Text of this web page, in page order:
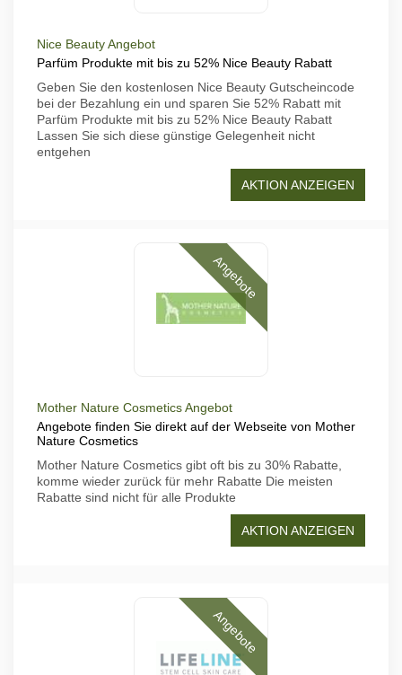
Nice Beauty Angebot
Parfüm Produkte mit bis zu 52% Nice Beauty Rabatt
Geben Sie den kostenlosen Nice Beauty Gutscheincode
bei der Bezahlung ein und sparen Sie 52% Rabatt mit
Parfüm Produkte mit bis zu 52% Nice Beauty Rabatt
Lassen Sie sich diese günstige Gelegenheit nicht
entgehen
AKTION ANZEIGEN
Angebote
Mother Nature Cosmetics Angebot
Angebote finden Sie direkt auf der Webseite von Mother
Nature Cosmetics
Mother Nature Cosmetics gibt oft bis zu 30% Rabatte,
komme wieder zurück für mehr Rabatte Die meisten
Rabatte sind nicht für alle Produkte
AKTION ANZEIGEN
Angebote